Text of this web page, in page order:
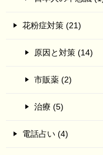
花粉症対策 (21)
原因と対策 (14)
市販薬 (2)
治療 (5)
電話占い (4)